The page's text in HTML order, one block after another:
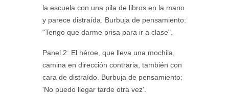
la escuela con una pila de libros en la mano
y parece distraída. Burbuja de pensamiento:
"Tengo que darme prisa para ir a clase".
Panel 2: El héroe, que lleva una mochila,
camina en dirección contraria, también con
cara de distraído. Burbuja de pensamiento:
'No puedo llegar tarde otra vez'.